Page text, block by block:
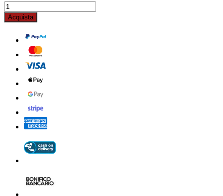
Acquista